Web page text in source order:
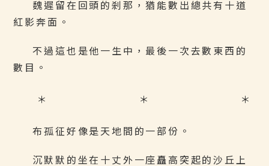
魏遲留在回頭的剎那，猶能數出總共有十道
紅影奔面。
不過這也是他一生中，最後一次去數東西的
數目。
＊ ＊ ＊
布孤征好像是天地間的一部份。
沉默默的坐在十丈外一座矗高突起的沙丘上